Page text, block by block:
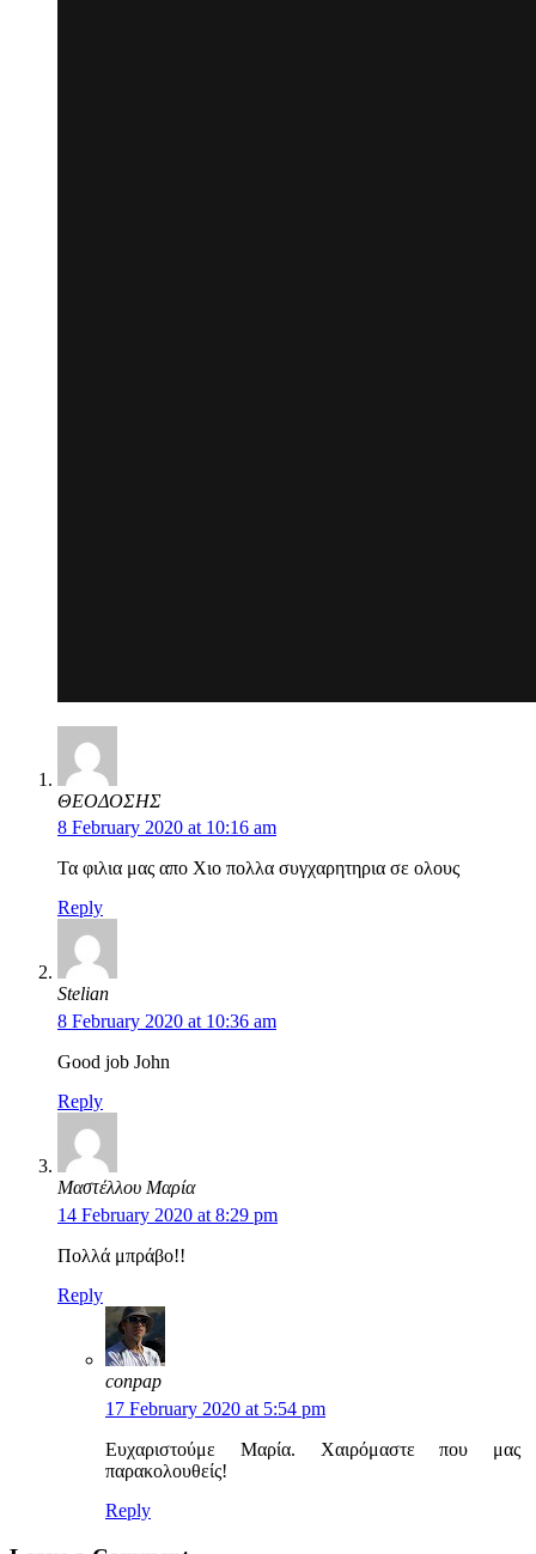
ΘΕΟΔΟΣΗΣ
8 February 2020 at 10:16 am
Τα φιλια μας απο Χιο πολλα συγχαρητηρια σε ολους
Reply
Stelian
8 February 2020 at 10:36 am
Good job John
Reply
Μαστέλλου Μαρία
14 February 2020 at 8:29 pm
Πολλά μπράβο!!
Reply
conpap
17 February 2020 at 5:54 pm
Ευχαριστούμε Μαρία. Χαιρόμαστε που μας
παρακολουθείς!
Reply